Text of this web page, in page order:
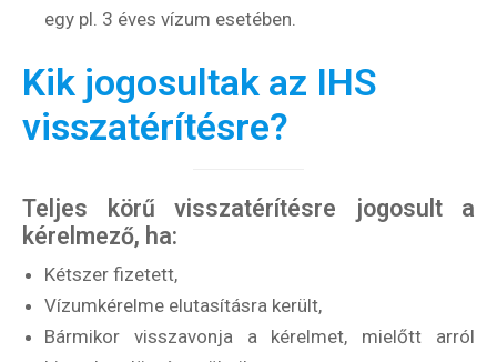
egy pl. 3 éves vízum esetében.
Kik jogosultak az IHS
visszatérítésre?
Teljes körű visszatérítésre jogosult a
kérelmező, ha:
Kétszer fizetett,
Vízumkérelme elutasításra került,
Bármikor visszavonja a kérelmet, mielőtt arról